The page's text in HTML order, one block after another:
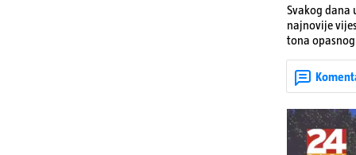
Svakog dana
najnovije
tona